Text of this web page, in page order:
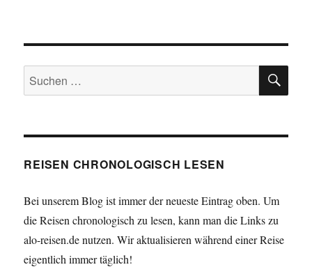
Suchen
nach:
REISEN CHRONOLOGISCH LESEN
Bei unserem Blog ist immer der neueste Eintrag oben. Um
die Reisen chronologisch zu lesen, kann man die Links zu
alo-reisen.de nutzen. Wir aktualisieren während einer Reise
eigentlich immer täglich!